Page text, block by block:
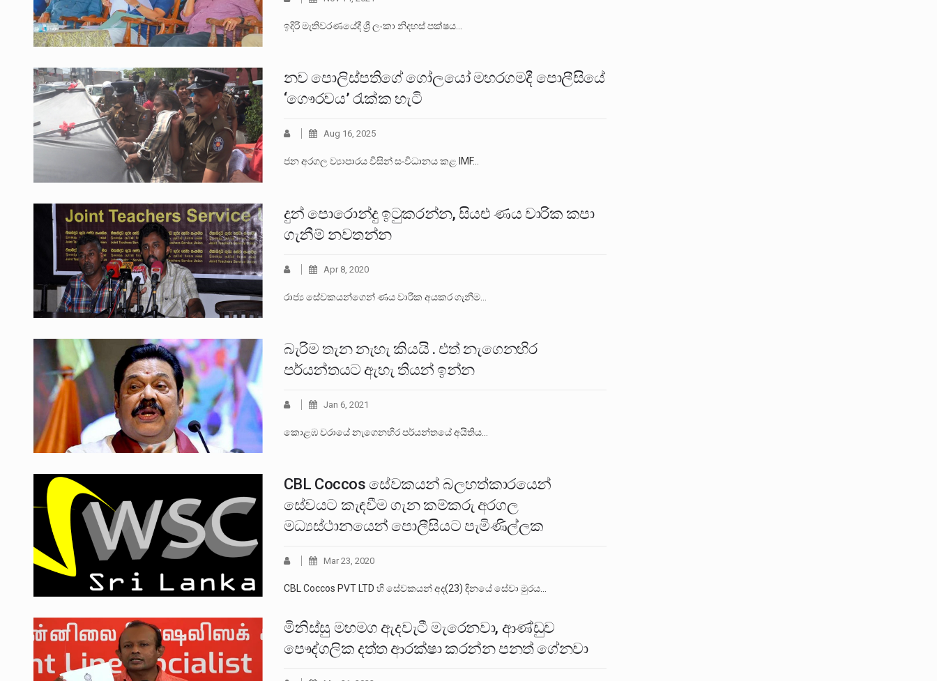
ඉදිරි මැතිවරණයේදී ශ්‍රී ලංකා නිදහස් පක්ෂය…
නව පොලිස්පතිගේ ගෝලයෝ මහරගමදී පොලීසියේ
‘ගෞරවය’ රැක්ක හැටි
Aug 16, 2025
ජන අරගල ව්‍යාපාරය විසින් සංවිධානය කළ IMF…
දුන් පොරොන්දු ඉටුකරන්න, සියළු ණය වාරික කපා
ගැනීම් නවතන්න
Apr 8, 2020
රාජ්‍ය සේවකයන්ගෙන් ණය වාරික අයකර ගැනීම…
බැරිම තැන නැහැ කියයි . එත් නැගෙනහිර
පර්යන්තයට ඇහැ තියන් ඉන්න
Jan 6, 2021
කොළඹ වරායේ නැගෙනහිර පර්යන්තයේ අයිතිය…
CBL Coccos සේවකයන් බලහත්කාරයෙන්
සේවයට කැඳවීම ගැන කම්කරු අරගල
මධ්‍යස්ථානයෙන් පොලීසියට පැමිණිල්ලක
Mar 23, 2020
CBL Coccos PVT LTD හි සේවකයන් අද(23) දිනයේ සේවා මුරය…
මිනිස්සු මහමග ඇදවැටී මැරෙනවා, ආණ්ඩුව
පෞද්ගලික දත්ත ආරක්ෂා කරන්න පනත් ගේනවා